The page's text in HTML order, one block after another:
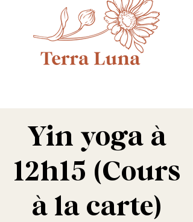
Yin yoga à
12h15 (Cours
à la carte)